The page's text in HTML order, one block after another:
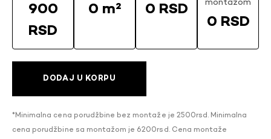
900
RSD
0 m² 0 RSD
montažom
0 RSD
DODAJ U KORPU
*Minimalna cena porudžbine bez montaže je 2500rsd. Minimalna
cena porudžbine sa montažom je 6200rsd. Cena montaže